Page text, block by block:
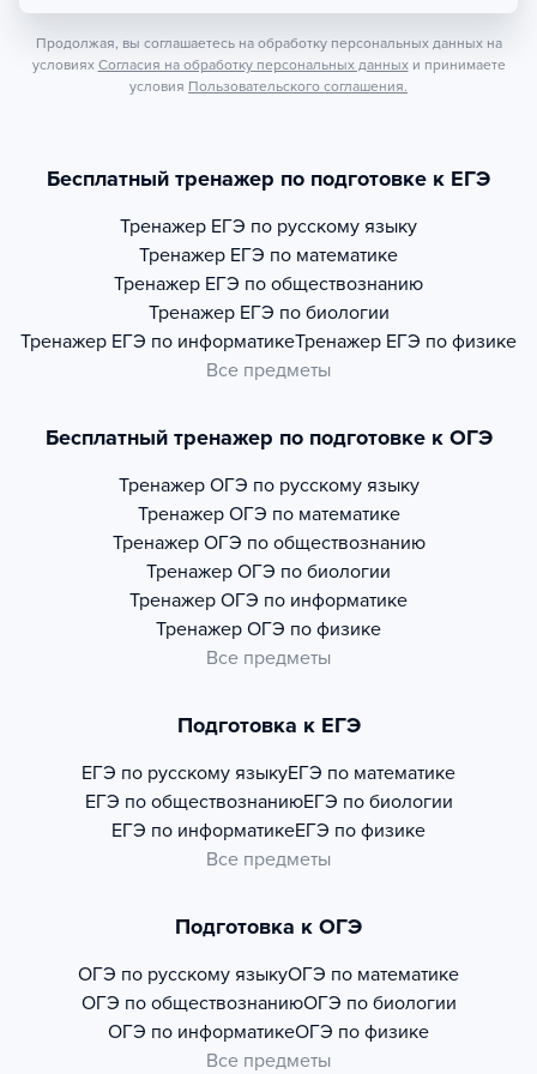
Продолжая, вы соглашаетесь на обработку персональных данных на
условиях Согласия на обработку персональных данных и принимаете
условия Пользовательского соглашения.
Бесплатный тренажер по подготовке к ЕГЭ
Тренажер ЕГЭ по русскому языку
Тренажер ЕГЭ по математике
Тренажер ЕГЭ по обществознанию
Тренажер ЕГЭ по биологии
Тренажер ЕГЭ по информатикеТренажер ЕГЭ по физике
Все предметы
Бесплатный тренажер по подготовке к ОГЭ
Тренажер ОГЭ по русскому языку
Тренажер ОГЭ по математике
Тренажер ОГЭ по обществознанию
Тренажер ОГЭ по биологии
Тренажер ОГЭ по информатике
Тренажер ОГЭ по физике
Все предметы
Подготовка к ЕГЭ
ЕГЭ по русскому языкуЕГЭ по математике
ЕГЭ по обществознаниюЕГЭ по биологии
ЕГЭ по информатикеЕГЭ по физике
Все предметы
Подготовка к ОГЭ
ОГЭ по русскому языкуОГЭ по математике
ОГЭ по обществознаниюОГЭ по биологии
ОГЭ по информатикеОГЭ по физике
Все предметы